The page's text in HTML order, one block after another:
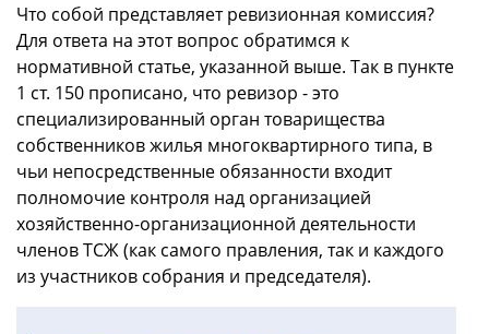
Что собой представляет ревизионная комиссия?
Для ответа на этот вопрос обратимся к
нормативной статье, указанной выше. Так в пункте
1 ст. 150 прописано, что ревизор - это
специализированный орган товарищества
собственников жилья многоквартирного типа, в
чьи непосредственные обязанности входит
полномочие контроля над организацией
хозяйственно-организационной деятельности
членов ТСЖ (как самого правления, так и каждого
из участников собрания и председателя).